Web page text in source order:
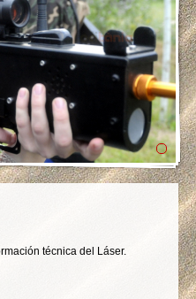
técnica del Láser.